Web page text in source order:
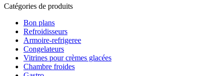
Catégories de produits
Bon plans
Refroidisseurs
Armoire-refrigeree
Congelateurs
Vitrines pour crèmes glacées
Chambre froides